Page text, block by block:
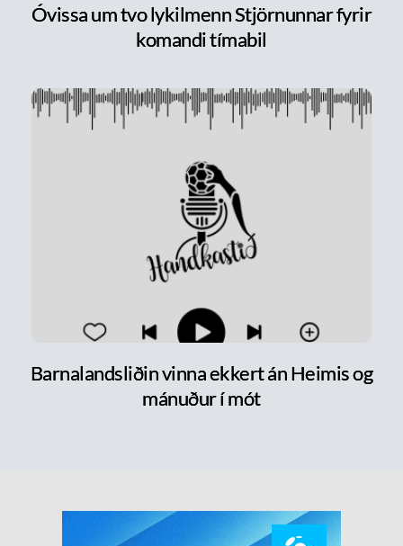
Óvissa um tvo lykilmenn Stjörnunnar fyrir
komandi tímabil
Barnalandsliðin vinna ekkert án Heimis og
mánuður í mót